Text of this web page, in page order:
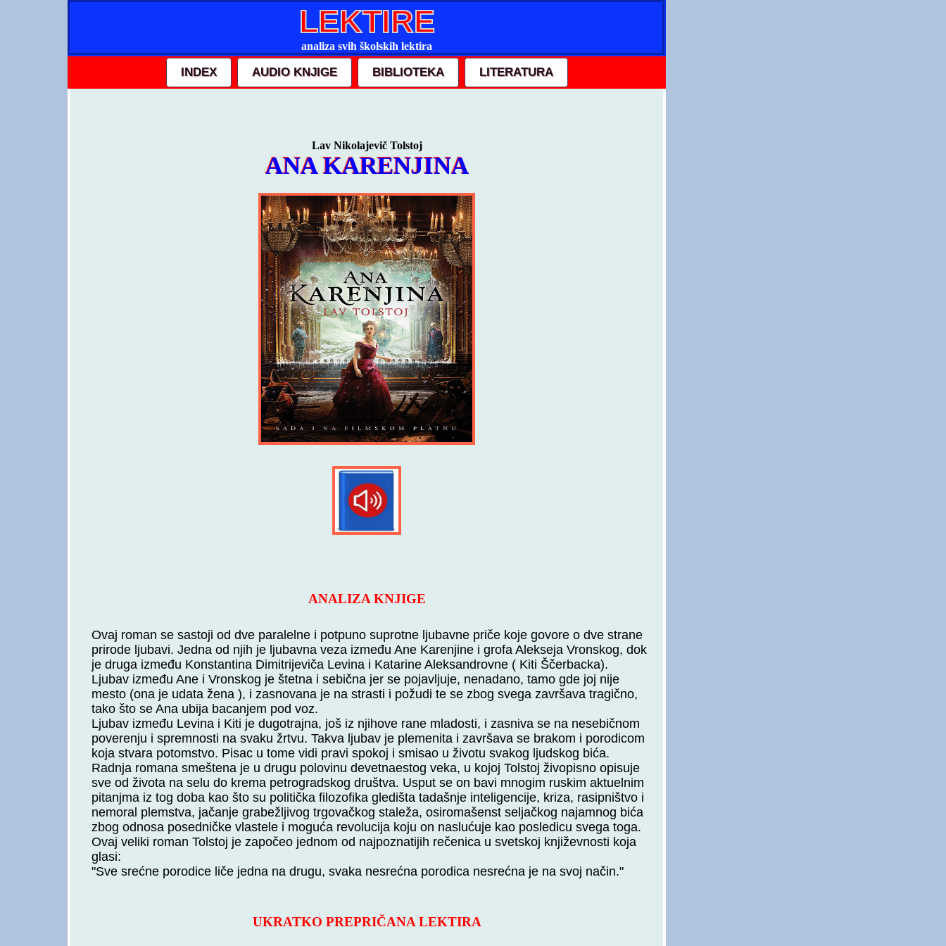
LEKTIRE
analiza svih školskih lektira
INDEX AUDIO KNJIGE BIBLIOTEKA LITERATURA
Lav Nikolajevič Tolstoj
ANA KARENJINA
ANALIZA KNJIGE
Ovaj roman se sastoji od dve paralelne i potpuno suprotne ljubavne priče koje govore o dve strane
prirode ljubavi. Jedna od njih je ljubavna veza između Ane Karenjine i grofa Alekseja Vronskog, dok
je druga između Konstantina Dimitrijeviča Levina i Katarine Aleksandrovne ( Kiti Ščerbacka).
Ljubav između Ane i Vronskog je štetna i sebična jer se pojavljuje, nenadano, tamo gde joj nije
mesto (ona je udata žena ), i zasnovana je na strasti i požudi te se zbog svega završava tragično,
tako što se Ana ubija bacanjem pod voz.
Ljubav između Levina i Kiti je dugotrajna, još iz njihove rane mladosti, i zasniva se na nesebičnom
poverenju i spremnosti na svaku žrtvu. Takva ljubav je plemenita i završava se brakom i porodicom
koja stvara potomstvo. Pisac u tome vidi pravi spokoj i smisao u životu svakog ljudskog bića.
Radnja romana smeštena je u drugu polovinu devetnaestog veka, u kojoj Tolstoj živopisno opisuje
sve od života na selu do krema petrogradskog društva. Usput se on bavi mnogim ruskim aktuelnim
pitanjma iz tog doba kao što su politička filozofika gledišta tadašnje inteligencije, kriza, rasipništvo i
nemoral plemstva, jačanje grabežljivog trgovačkog staleža, osiromašenst seljačkog najamnog bića
zbog odnosa posedničke vlastele i moguća revolucija koju on naslućuje kao posledicu svega toga.
Ovaj veliki roman Tolstoj je započeo jednom od najpoznatijih rečenica u svetskoj književnosti koja
glasi:
"Sve srećne porodice liče jedna na drugu, svaka nesrećna porodica nesrećna je na svoj način."
UKRATKO PREPRIČANA LEKTIRA